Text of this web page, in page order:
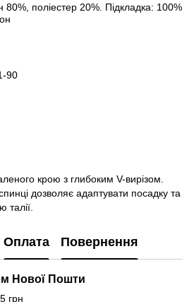
80%, поліестер 20%. Підкладка: 100%
90
крою з глибоким V-вирізом.
дозволяє адаптувати посадку та
талії.
Оплата Повернення
Нової Пошти
грн